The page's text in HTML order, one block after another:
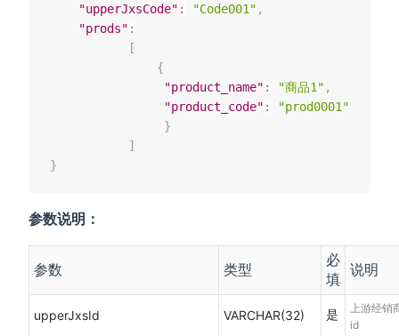
"upperJxsCode" : "Code001" ,
"prods" :
[
{
"product_name" : "商品1" ,
"product_code" :
"prod0001"
}
]
}
参数说明：
参数 类型
必
填
说明
upperJxsId VARCHAR(32) 是
上游经销
id